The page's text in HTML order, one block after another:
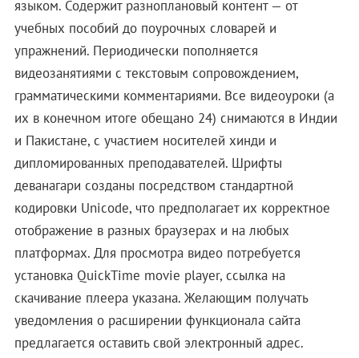
языком. Содержит разноплановый контент — от
учебных пособий до поурочных словарей и
упражнений. Периодически пополняется
видеозанятиями с текстовым сопровождением,
грамматическими комментариями. Все видеоуроки (а
их в конечном итоге обещано 24) снимаются в Индии
и Пакистане, с участием носителей хинди и
дипломированных преподавателей. Шрифты
деванагари созданы посредством стандартной
кодировки Unicode, что предполагает их корректное
отображение в разных браузерах и на любых
платформах. Для просмотра видео потребуется
установка QuickTime movie player, ссылка на
скачивание плеера указана. Желающим получать
уведомления о расширении функционала сайта
предлагается оставить свой электронный адрес.